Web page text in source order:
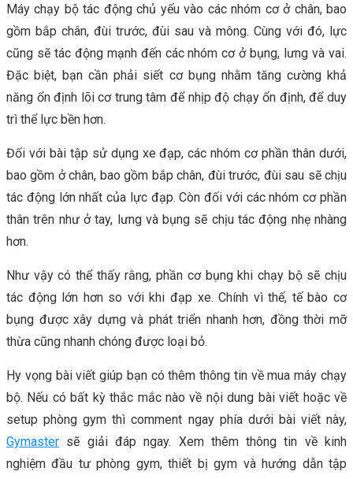
Máy chạy bộ tác động chủ yếu vào các nhóm cơ ở chân, bao
gồm bắp chân, đùi trước, đùi sau và mông. Cùng với đó, lực
cũng sẽ tác động mạnh đến các nhóm cơ ở bụng, lưng và vai.
Đặc biệt, bạn cần phải siết cơ bụng nhằm tăng cường khả
năng ổn định lõi cơ trung tâm để nhịp độ chạy ổn định, để duy
trì thể lực bền hơn.
Đối với bài tập sử dụng xe đạp, các nhóm cơ phần thân dưới,
bao gồm ở chân, bao gồm bắp chân, đùi trước, đùi sau sẽ chịu
tác động lớn nhất của lực đạp. Còn đối với các nhóm cơ phần
thân trên như ở tay, lưng và bụng sẽ chịu tác động nhẹ nhàng
hơn.
Như vậy có thể thấy rằng, phần cơ bụng khi chạy bộ sẽ chịu
tác động lớn hơn so với khi đạp xe. Chính vì thế, tế bào cơ
bụng được xây dựng và phát triển nhanh hơn, đồng thời mỡ
thừa cũng nhanh chóng được loại bỏ.
Hy vọng bài viết giúp bạn có thêm thông tin về mua máy chạy
bộ. Nếu có bất kỳ thắc mắc nào về nội dung bài viết hoặc về
setup phòng gym thì comment ngay phía dưới bài viết này,
Gymaster sẽ giải đáp ngay. Xem thêm thông tin về kinh
nghiệm đầu tư phòng gym, thiết bị gym và hướng dẫn tập